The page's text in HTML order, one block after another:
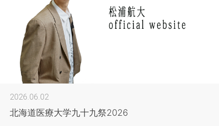
2026.06.02
北海道医療大学九十九祭2026